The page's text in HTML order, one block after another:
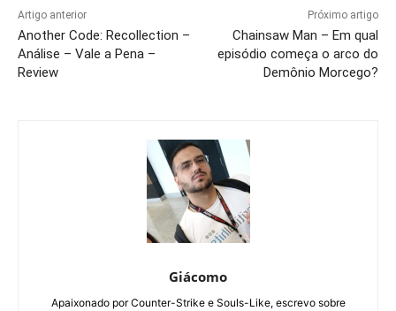
Artigo anterior
Another Code: Recollection –
Análise – Vale a Pena –
Review
Próximo artigo
Chainsaw Man – Em qual
episódio começa o arco do
Demônio Morcego?
Giácomo
Apaixonado por Counter-Strike e Souls-Like, escrevo sobre